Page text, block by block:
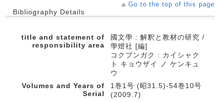
Go to the top of this page
Bibliography Details
title and statement of
responsibility area
國文學 : 解釈と教材の研究 /
學燈社 [編]
コクブンガク : カイシャク
ト キョウザイ ノ ケンキュ
ウ
Volumes and Years of
Serial
1巻1号 (昭31.5)-54巻10号
(2009.7)